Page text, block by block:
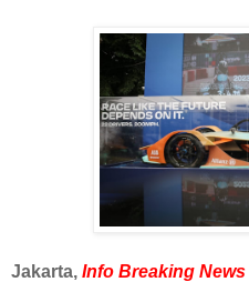
Jakarta, Info Breaking News